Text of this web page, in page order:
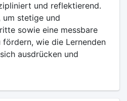
und reflektierend.
stetige und
sowie eine messbare
wie die Lernenden
ausdrücken und